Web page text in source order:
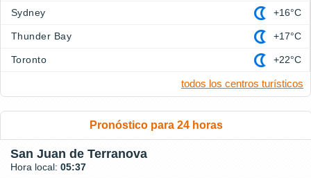
Sydney +16°C
Thunder Bay +17°C
Toronto +22°C
todos los centros turísticos
Pronóstico para 24 horas
San Juan de Terranova
Hora local: 05:37